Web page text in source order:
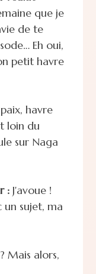
que je
de te
Eh oui,
petit havre
havre
loin du
sur Naga
:J'avoue !
sujet, ma
Mais alors,